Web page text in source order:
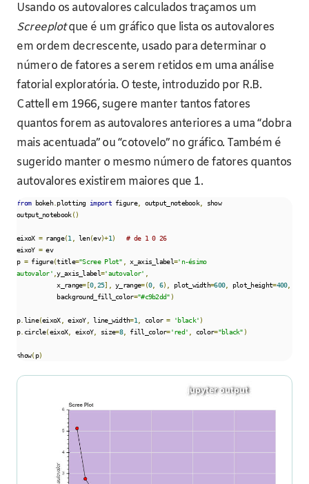
Usando os autovalores calculados traçamos um
Screeplotque é um gráfico que lista os autovalores
em ordem decrescente, usado para determinar o
número de fatores a serem retidos em uma análise
fatorial exploratória. O teste, introduzido por R.B.
Cattell em 1966, sugere manter tantos fatores
quantos forem as autovalores anteriores a uma “dobra
mais acentuada” ou “cotovelo” no gráfico. Também é
sugerido manter o mesmo número de fatores quantos
autovalores existirem maiores que 1.
from bokeh.plotting import figure, output_notebook,
show
output_notebook()
eixoX = range(1, len(ev)+1)
# de 1 0 26
eixoY = ev
p = figure(title="Scree Plot" , x_axis_label='n-ésimo
autovalor' ,y_axis_label='autovalor' ,
           x_range
=[0,25], y_range=(0, 6), plot_width=600, plot_height=400,
           background_fill_color
="#c9b2dd" )
p.line(eixoX, eixoY, line_width=1, color = 'black' )
p. circle(eixoX, eixoY, size=8, fill_color='red' , color="black" )
show(p)